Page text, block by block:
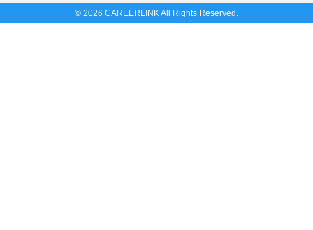
© 2026 CAREERLINK All Rights Reserved.